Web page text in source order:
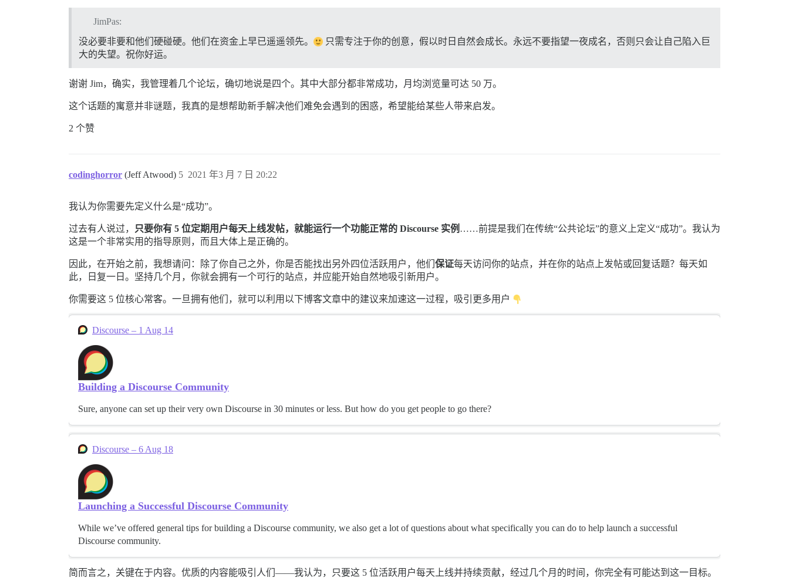
JimPas:
没必要非要和他们硬碰硬。他们在资金上早已遥遥领先。
只需专注于你的创意，假以时日自然会成长。永远不要指望一夜成名，否则只会让自己陷入巨
大的失望。祝你好运。
谢谢 Jim，确实，我管理着几个论坛，确切地说是四个。其中大部分都非常成功，月均浏览量可达 50 万。
这个话题的寓意并非谜题，我真的是想帮助新手解决他们难免会遇到的困惑，希望能给某些人带来启发。
2 个赞
codinghorror (Jeff Atwood) 2021 年3 月 7 日 20:22
5
我认为你需要先定义什么是“成功”。
过去有人说过， 只要你有 5 位定期用户每天上线发帖，就能运行一个功能正常的 Discourse 实例 ……前提是我们在传统“公共论坛”的意义上定义“成功”。我认为
这是一个非常实用的指导原则，而且大体上是正确的。
因此，在开始之前，我想请问：除了你自己之外，你是否能找出另外四位活跃用户，他们 保证每天访问你的站点，并在你的站点上发帖或回复话题？每天如
此，日复一日。坚持几个月，你就会拥有一个可行的站点，并应能开始自然地吸引新用户。
你需要这 5 位核心常客。一旦拥有他们，就可以利用以下博客文章中的建议来加速这一过程，吸引更多用户
Discourse – 1 Aug 14
Building a Discourse Community
Sure, anyone can set up their very own Discourse in 30 minutes or less. But how do you get people to go there?
Discourse – 6 Aug 18
Launching a Successful Discourse Community
While we’ve offered general tips for building a Discourse community, we also get a lot of questions about what specifically you can do to help launch a successful
Discourse community.
简而言之，关键在于内容。优质的内容能吸引人们——我认为，只要这 5 位活跃用户每天上线并持续贡献，经过几个月的时间，你完全有可能达到这一目标。